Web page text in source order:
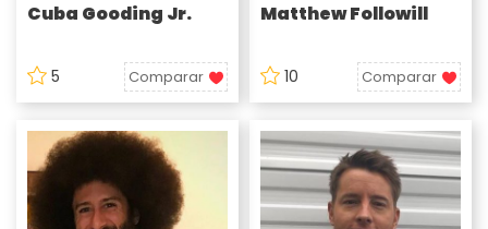
Cuba Gooding Jr.
5 Comparar
Matthew Followill
10 Comparar